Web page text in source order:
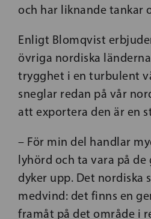
och har liknande tankar
Enligt Blomqvist
övriga nordiska
trygghet i en turbulent
sneglar redan på vår
att exportera den är en
– För min del handlar
lyhörd och ta vara på
dyker upp. Det nordiska
medvind: det finns en
framåt på det område i